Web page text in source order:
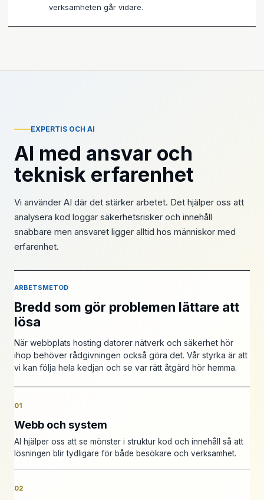
verksamheten går vidare.
EXPERTIS OCH AI
AI med ansvar och
teknisk erfarenhet
Vi använder AI där det stärker arbetet. Det hjälper oss att
analysera kod loggar säkerhetsrisker och innehåll
snabbare men ansvaret ligger alltid hos människor med
erfarenhet.
ARBETSMETOD
Bredd som gör problemen lättare att
lösa
När webbplats hosting datorer nätverk och säkerhet hör
ihop behöver rådgivningen också göra det. Vår styrka är att
vi kan följa hela kedjan och se var rätt åtgärd hör hemma.
01
Webb och system
AI hjälper oss att se mönster i struktur kod och innehåll så att
lösningen blir tydligare för både besökare och verksamhet.
02